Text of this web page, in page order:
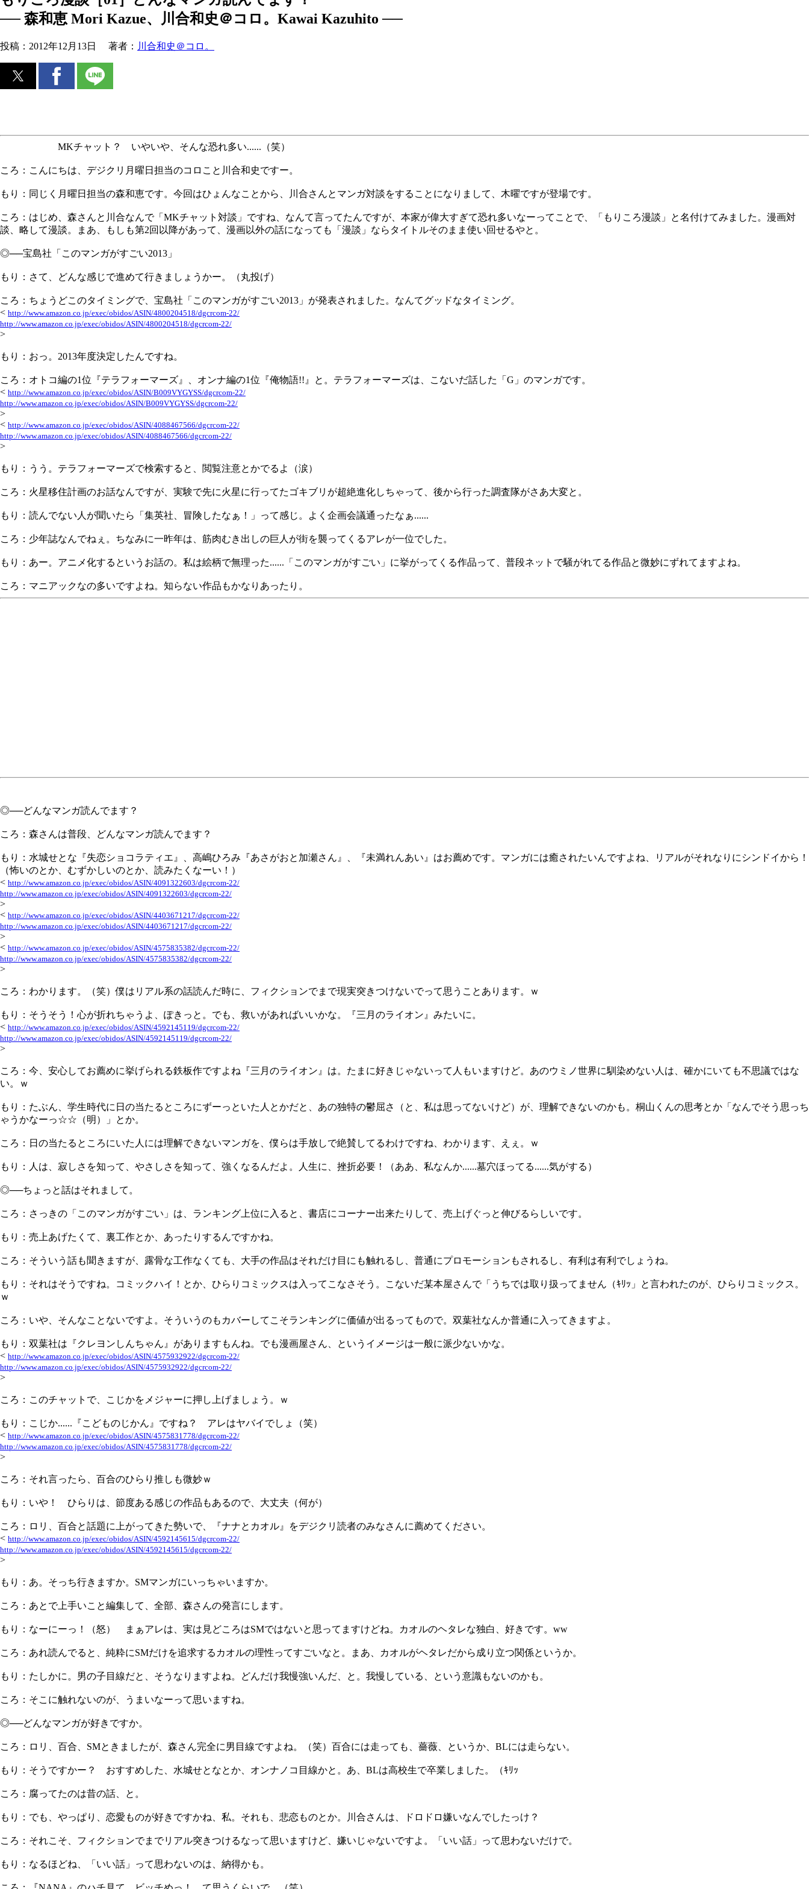
── 森和恵 Mori Kazue、川合和史＠コロ。Kawai Kazuhito ──
投稿： 2012年12月13日 著者： 川合和史＠コロ。
MKチャット？ いやいや、そんな恐れ多い......（笑）
ころ：こんにちは、デジクリ月曜日担当のコロこと川合和史ですー。
もり：同じく月曜日担当の森和恵です。今回はひょんなことから、川合さんとマンガ対談をすることになりまして、木曜ですが登場です。
ころ：はじめ、森さんと川合なんで「MKチャット対談」ですね、なんて言ってたんですが、本家が偉大すぎて恐れ多いなーってことで、「もりころ漫談」と名付けてみました。漫画対
談、略して漫談。まあ、もしも第2回以降があって、漫画以外の話になっても「漫談」ならタイトルそのまま使い回せるやと。
◎──宝島社「このマンガがすごい2013」
もり：さて、どんな感じで進めて行きましょうかー。（丸投げ）
ころ：ちょうどこのタイミングで、宝島社「このマンガがすごい2013」が発表されました。なんてグッドなタイミング。
< http://www.amazon.co.jp/exec/obidos/ASIN/4800204518/dgcrcom-22/
http://www.amazon.co.jp/exec/obidos/ASIN/4800204518/dgcrcom-22/
>
もり：おっ。2013年度決定したんですね。
ころ：オトコ編の1位『テラフォーマーズ』、オンナ編の1位『俺物語!!』と。テラフォーマーズは、こないだ話した「G」のマンガです。
< http://www.amazon.co.jp/exec/obidos/ASIN/B009VYGYSS/dgcrcom-22/
http://www.amazon.co.jp/exec/obidos/ASIN/B009VYGYSS/dgcrcom-22/
>
< http://www.amazon.co.jp/exec/obidos/ASIN/4088467566/dgcrcom-22/
http://www.amazon.co.jp/exec/obidos/ASIN/4088467566/dgcrcom-22/
>
もり：うう。テラフォーマーズで検索すると、閲覧注意とかでるよ（涙）
ころ：火星移住計画のお話なんですが、実験で先に火星に行ってたゴキブリが超絶進化しちゃって、後から行った調査隊がさあ大変と。
もり：読んでない人が聞いたら「集英社、冒険したなぁ！」って感じ。よく企画会議通ったなぁ......
ころ：少年誌なんでねぇ。ちなみに一昨年は、筋肉むき出しの巨人が街を襲ってくるアレが一位でした。
もり：あー。アニメ化するというお話の。私は絵柄で無理った......「このマンガがすごい」に挙がってくる作品って、普段ネットで騒がれてる作品と微妙にずれてますよね。
ころ：マニアックなの多いですよね。知らない作品もかなりあったり。
◎──どんなマンガ読んでます？
ころ：森さんは普段、どんなマンガ読んでます？
もり：水城せとな『失恋ショコラティエ』、高嶋ひろみ『あさがおと加瀬さん』、『未満れんあい』はお薦めです。マンガには癒されたいんですよね、リアルがそれなりにシンドイから！
（怖いのとか、むずかしいのとか、読みたくなーい！）
< http://www.amazon.co.jp/exec/obidos/ASIN/4091322603/dgcrcom-22/
http://www.amazon.co.jp/exec/obidos/ASIN/4091322603/dgcrcom-22/
>
< http://www.amazon.co.jp/exec/obidos/ASIN/4403671217/dgcrcom-22/
http://www.amazon.co.jp/exec/obidos/ASIN/4403671217/dgcrcom-22/
>
< http://www.amazon.co.jp/exec/obidos/ASIN/4575835382/dgcrcom-22/
http://www.amazon.co.jp/exec/obidos/ASIN/4575835382/dgcrcom-22/
>
ころ：わかります。（笑）僕はリアル系の話読んだ時に、フィクションでまで現実突きつけないでって思うことあります。ｗ
もり：そうそう！心が折れちゃうよ、ぽきっと。でも、救いがあればいいかな。『三月のライオン』みたいに。
< http://www.amazon.co.jp/exec/obidos/ASIN/4592145119/dgcrcom-22/
http://www.amazon.co.jp/exec/obidos/ASIN/4592145119/dgcrcom-22/
>
ころ：今、安心してお薦めに挙げられる鉄板作ですよね『三月のライオン』は。たまに好きじゃないって人もいますけど。あのウミノ世界に馴染めない人は、確かにいても不思議ではな
い。ｗ
もり：たぶん、学生時代に日の当たるところにずーっといた人とかだと、あの独特の鬱屈さ（と、私は思ってないけど）が、理解できないのかも。桐山くんの思考とか「なんでそう思っち
ゃうかなーっ☆☆（明）」とか。
ころ：日の当たるところにいた人には理解できないマンガを、僕らは手放しで絶賛してるわけですね、わかります、えぇ。ｗ
もり：人は、寂しさを知って、やさしさを知って、強くなるんだよ。人生に、挫折必要！（ああ、私なんか......墓穴ほってる......気がする）
◎──ちょっと話はそれまして。
ころ：さっきの「このマンガがすごい」は、ランキング上位に入ると、書店にコーナー出来たりして、売上げぐっと伸びるらしいです。
もり：売上あげたくて、裏工作とか、あったりするんですかね。
ころ：そういう話も聞きますが、露骨な工作なくても、大手の作品はそれだけ目にも触れるし、普通にプロモーションもされるし、有利は有利でしょうね。
もり：それはそうですね。コミックハイ！とか、ひらりコミックスは入ってこなさそう。こないだ某本屋さんで「うちでは取り扱ってません（ｷﾘｯ」と言われたのが、ひらりコミックス。
ｗ
ころ：いや、そんなことないですよ。そういうのもカバーしてこそランキングに価値が出るってもので。双葉社なんか普通に入ってきますよ。
もり：双葉社は『クレヨンしんちゃん』がありますもんね。でも漫画屋さん、というイメージは一般に派少ないかな。
< http://www.amazon.co.jp/exec/obidos/ASIN/4575932922/dgcrcom-22/
http://www.amazon.co.jp/exec/obidos/ASIN/4575932922/dgcrcom-22/
>
ころ：このチャットで、こじかをメジャーに押し上げましょう。ｗ
もり：こじか......『こどものじかん』ですね？ アレはヤバイでしょ（笑）
< http://www.amazon.co.jp/exec/obidos/ASIN/4575831778/dgcrcom-22/
http://www.amazon.co.jp/exec/obidos/ASIN/4575831778/dgcrcom-22/
>
ころ：それ言ったら、百合のひらり推しも微妙ｗ
もり：いや！ ひらりは、節度ある感じの作品もあるので、大丈夫（何が）
ころ：ロリ、百合と話題に上がってきた勢いで、『ナナとカオル』をデジクリ読者のみなさんに薦めてください。
< http://www.amazon.co.jp/exec/obidos/ASIN/4592145615/dgcrcom-22/
http://www.amazon.co.jp/exec/obidos/ASIN/4592145615/dgcrcom-22/
>
もり：あ。そっち行きますか。SMマンガにいっちゃいますか。
ころ：あとで上手いこと編集して、全部、森さんの発言にします。
もり：なーにーっ！（怒） まぁアレは、実は見どころはSMではないと思ってますけどね。カオルのヘタレな独白、好きです。ww
ころ：あれ読んでると、純粋にSMだけを追求するカオルの理性ってすごいなと。まあ、カオルがヘタレだから成り立つ関係というか。
もり：たしかに。男の子目線だと、そうなりますよね。どんだけ我慢強いんだ、と。我慢している、という意識もないのかも。
ころ：そこに触れないのが、うまいなーって思いますね。
◎──どんなマンガが好きですか。
ころ：ロリ、百合、SMときましたが、森さん完全に男目線ですよね。（笑）百合には走っても、薔薇、というか、BLには走らない。
もり：そうですかー？ おすすめした、水城せとなとか、オンナノコ目線かと。あ、BLは高校生で卒業しました。（ｷﾘｯ
ころ：腐ってたのは昔の話、と。
もり：でも、やっぱり、恋愛ものが好きですかね、私。それも、悲恋ものとか。川合さんは、ドロドロ嫌いなんでしたっけ？
ころ：それこそ、フィクションでまでリアル突きつけるなって思いますけど、嫌いじゃないですよ。「いい話」って思わないだけで。
もり：なるほどね、「いい話」って思わないのは、納得かも。